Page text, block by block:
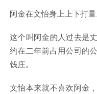
阿金在文怡身上上下打量
这个叫阿金的人过去是
约在二年前占用公司的
钱庄。
文怡本来就不喜欢阿金